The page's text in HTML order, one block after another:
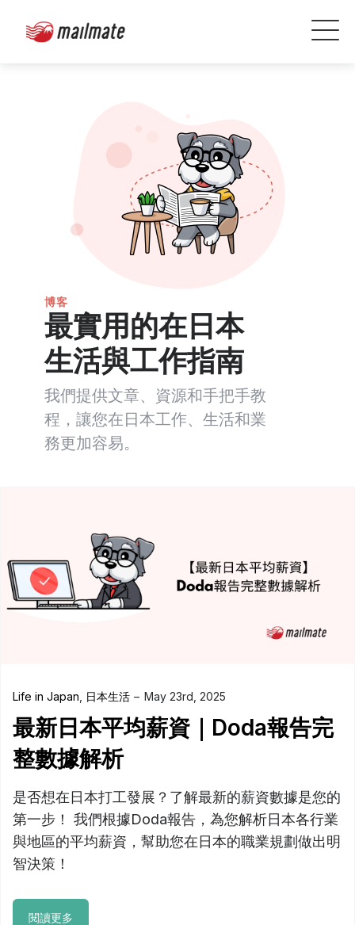
博客
最實用的在日本
生活與工作指南
我們提供文章、資源和手把手教
程，讓您在日本工作、生活和業
務更加容易。
Life in Japan 日本生活 May 23rd, 2025
最新日本平均薪資｜Doda報告完
整數據解析
是否想在日本打工發展？了解最新的薪資數據是您的
第一步！ 我們根據Doda報告，為您解析日本各行業
與地區的平均薪資，幫助您在日本的職業規劃做出明
智決策！
閱讀更多